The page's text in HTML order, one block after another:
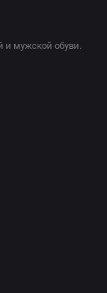
и мужской обуви.